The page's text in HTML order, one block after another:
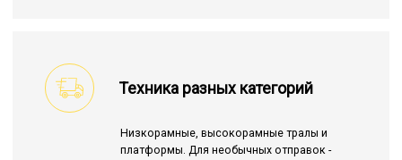
Техника разных категорий
Низкорамные, высокорамные тралы и
платформы. Для необычных отправок -